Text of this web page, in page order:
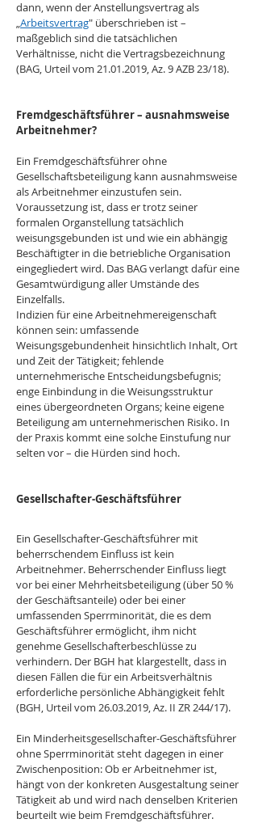
dann, wenn der Anstellungsvertrag als
„Arbeitsvertrag" überschrieben ist –
maßgeblich sind die tatsächlichen
Verhältnisse, nicht die Vertragsbezeichnung
(BAG, Urteil vom 21.01.2019, Az. 9 AZB 23/18).
Fremdgeschäftsführer – ausnahmsweise
Arbeitnehmer?
Ein Fremdgeschäftsführer ohne
Gesellschaftsbeteiligung kann ausnahmsweise
als Arbeitnehmer einzustufen sein.
Voraussetzung ist, dass er trotz seiner
formalen Organstellung tatsächlich
weisungsgebunden ist und wie ein abhängig
Beschäftigter in die betriebliche Organisation
eingegliedert wird. Das BAG verlangt dafür eine
Gesamtwürdigung aller Umstände des
Einzelfalls.
Indizien für eine Arbeitnehmereigenschaft
können sein: umfassende
Weisungsgebundenheit hinsichtlich Inhalt, Ort
und Zeit der Tätigkeit; fehlende
unternehmerische Entscheidungsbefugnis;
enge Einbindung in die Weisungsstruktur
eines übergeordneten Organs; keine eigene
Beteiligung am unternehmerischen Risiko. In
der Praxis kommt eine solche Einstufung nur
selten vor – die Hürden sind hoch.
Gesellschafter-Geschäftsführer
Ein Gesellschafter-Geschäftsführer mit
beherrschendem Einfluss ist kein
Arbeitnehmer. Beherrschender Einfluss liegt
vor bei einer Mehrheitsbeteiligung (über 50 %
der Geschäftsanteile) oder bei einer
umfassenden Sperrminorität, die es dem
Geschäftsführer ermöglicht, ihm nicht
genehme Gesellschafterbeschlüsse zu
verhindern. Der BGH hat klargestellt, dass in
diesen Fällen die für ein Arbeitsverhältnis
erforderliche persönliche Abhängigkeit fehlt
(BGH, Urteil vom 26.03.2019, Az. II ZR 244/17).
Ein Minderheitsgesellschafter-Geschäftsführer
ohne Sperrminorität steht dagegen in einer
Zwischenposition: Ob er Arbeitnehmer ist,
hängt von der konkreten Ausgestaltung seiner
Tätigkeit ab und wird nach denselben Kriterien
beurteilt wie beim Fremdgeschäftsführer.